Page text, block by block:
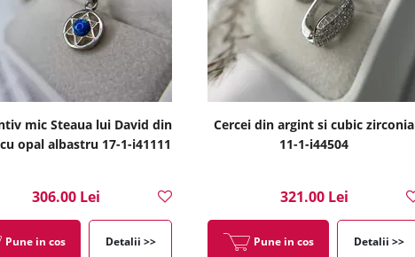
mic Steaua lui David din
opal albastru 17-1-i41111
306.00 Lei
Pune in cos Detalii >>
Cercei din argint si cubic zirconia
11-1-i44504
321.00 Lei
Pune in cos Detalii >>